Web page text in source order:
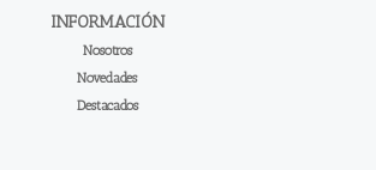
INFORMACIÓN
Nosotros
Novedades
Destacados